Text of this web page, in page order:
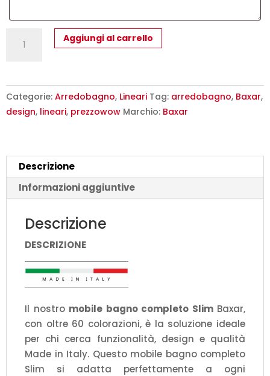
Bagno
Baxar
-
Italy
L.121
Laccato
quantità
Aggiungi al carrello
Categorie: Arredobagno, Lineari Tag: arredobagno, Baxar,
design, lineari, prezzowow Marchio: Baxar
Descrizione
Informazioni aggiuntive
Descrizione
DESCRIZIONE
Il nostro mobile bagno completo SlimBaxar,
con oltre 60 colorazioni, è la soluzione ideale
per chi cerca funzionalità, design e qualità
Made in Italy. Questo mobile bagno completo
Slim si adatta perfettamente a ogni